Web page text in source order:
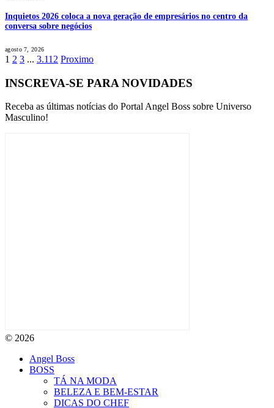
Inquietos 2026 coloca a nova geração de empresários no centro da
conversa sobre negócios
agosto 7, 2026
1 2 3 ... 3.112 Proximo
INSCREVA-SE PARA NOVIDADES
Receba as últimas notícias do Portal Angel Boss sobre Universo
Masculino!
© 2026
Angel Boss
BOSS
TÁ NA MODA
BELEZA E BEM-ESTAR
DICAS DO CHEF